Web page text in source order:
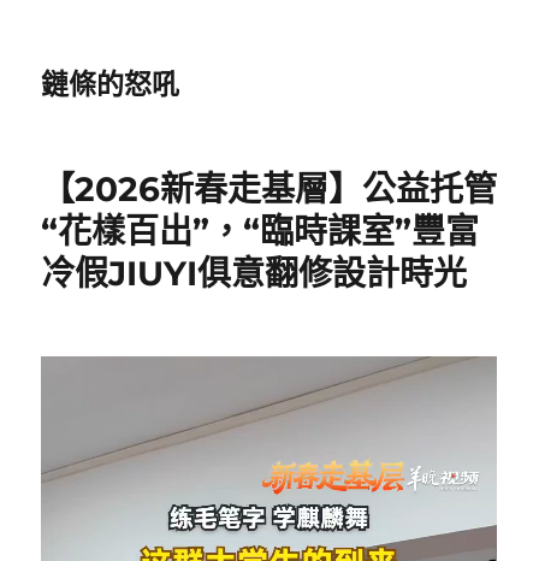
鏈條的怒吼
【2026新春走基層】公益托管
“花樣百出”，“臨時課室”豐富
冷假JIUYI俱意翻修設計時光